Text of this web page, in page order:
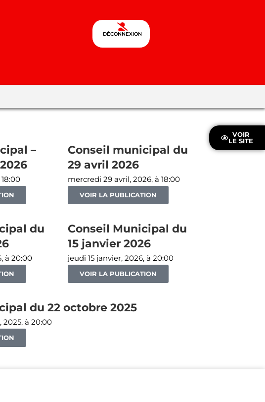
DÉCONNEXION
VOIR
LE SITE
–
Conseil municipal du
29 avril 2026
mercredi 29 avril, 2026, à 18:00
VOIR LA PUBLICATION
du
à 20:00
Conseil Municipal du
15 janvier 2026
jeudi 15 janvier, 2026, à 20:00
VOIR LA PUBLICATION
du 22 octobre 2025
à 20:00